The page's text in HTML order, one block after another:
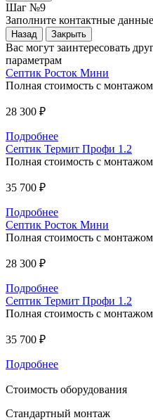
Шаг №9
Заполните контактные
Назад Закрыть
Вас могут заинтересовать
параметрам
Септик Росток Мини
Полная стоимость с монтажом
28 300 ₽
Подробнее
Септик Термит Профи 1.2
Полная стоимость с монтажом
35 700 ₽
Подробнее
Септик Росток Мини
Полная стоимость с монтажом
28 300 ₽
Подробнее
Септик Термит Профи 1.2
Полная стоимость с монтажом
35 700 ₽
Подробнее
Стоимость оборудования
Стандартный монтаж